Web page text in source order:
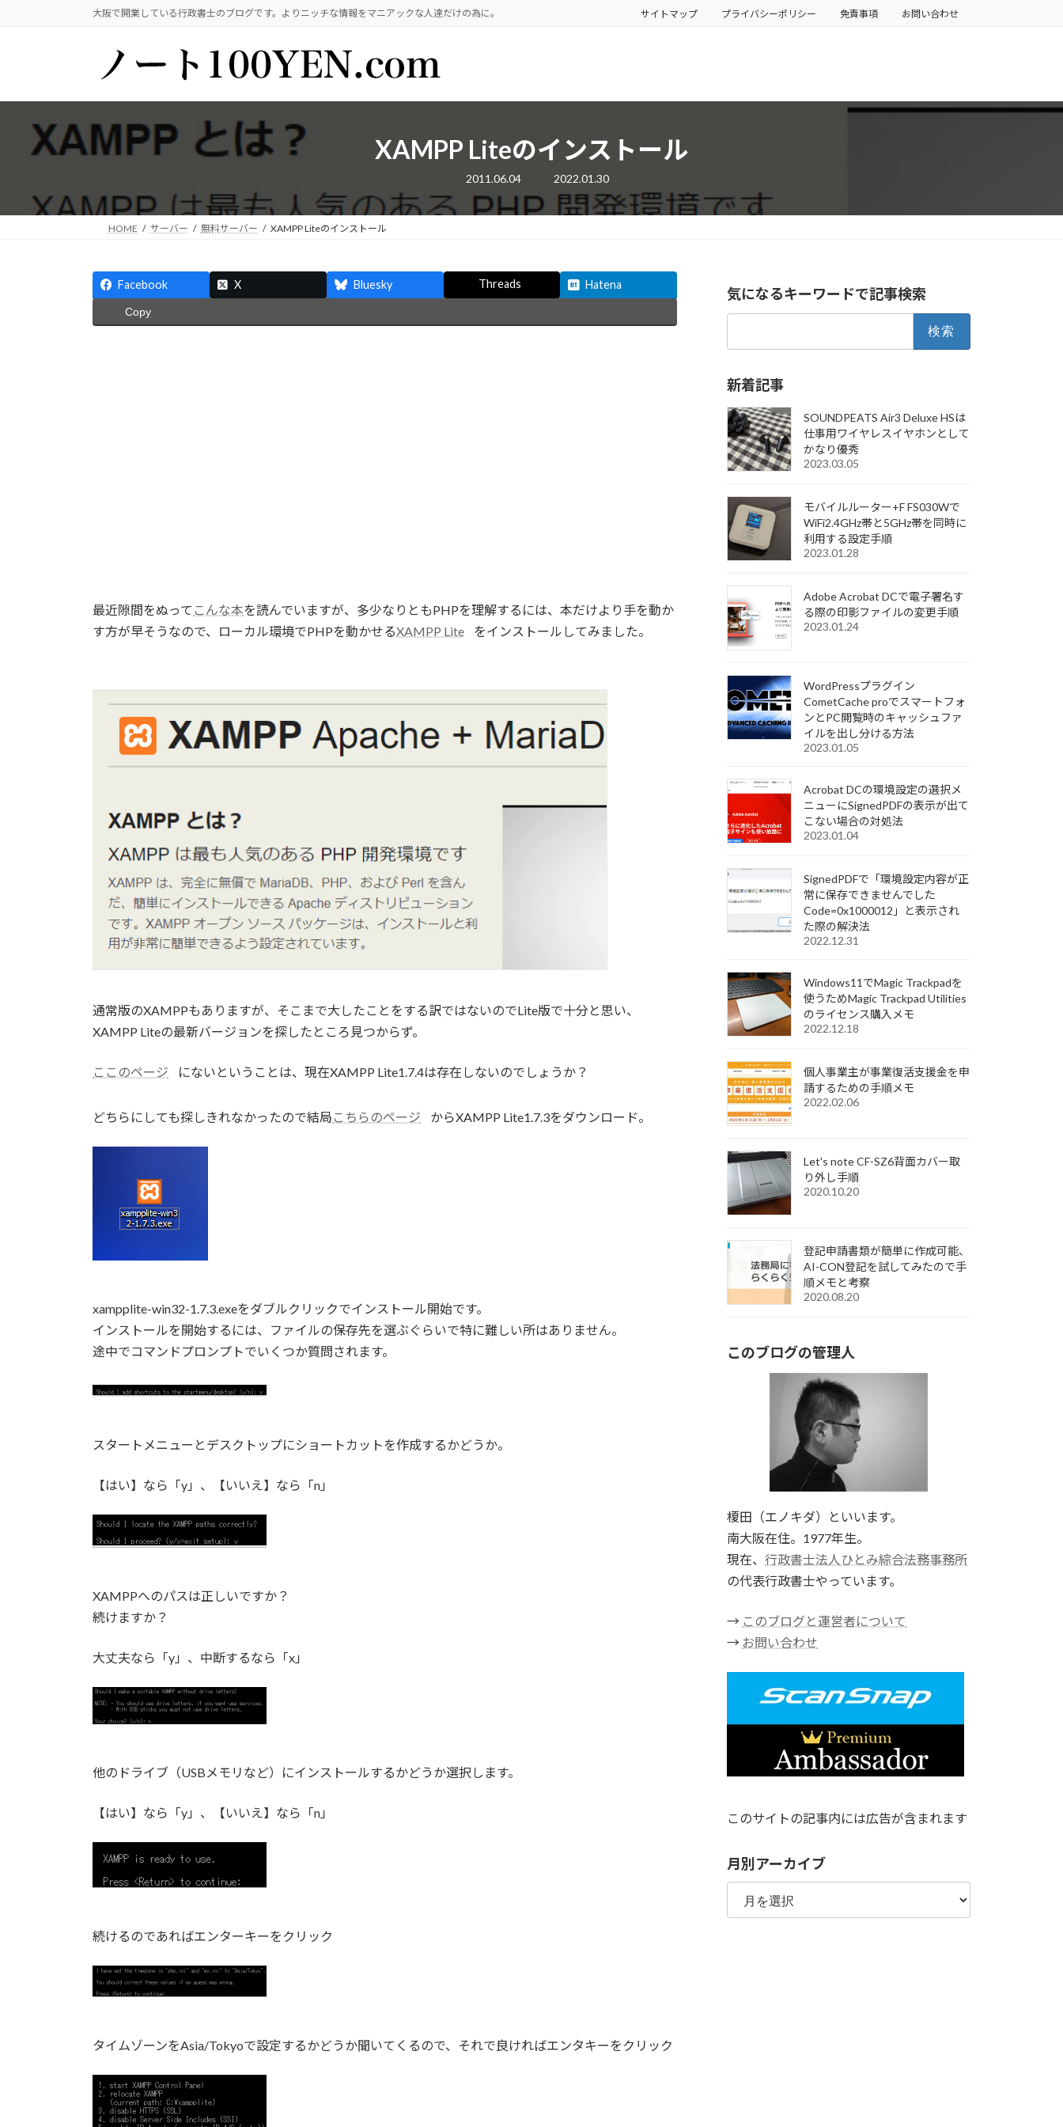
へ
ョ
大阪で開業している行政書士のブログです。よりニッチな情報をマニアックな人達だけの為に。 サイトマップ プライバシーポリシー 免責事項 お問い合わせ
XAMPP Liteのインストール
2011.06.04
最
更
2022.01.30
HOME サーバー 無料サーバー XAMPP Liteのインストール
Facebook X Bluesky Threads Hatena
Copy
最近隙間をぬって こんな本を読んでいますが、多少なりともPHPを理解するには、本だけより手を動か
す方が早そうなので、ローカル環境でPHPを動かせるXAMPP Lite をインストールしてみました。
通常版のXAMPPもありますが、そこまで大したことをする訳ではないのでLite版で十分と思い、
XAMPP Liteの最新バージョンを探したところ見つからず。
ここのページ にないということは、現在XAMPP Lite1.7.4は存在しないのでしょうか？
どちらにしても探しきれなかったので結局 こちらのページ からXAMPP Lite1.7.3をダウンロード。
xampplite-win32-1.7.3.exeをダブルクリックでインストール開始です。
インストールを開始するには、ファイルの保存先を選ぶぐらいで特に難しい所はありません。
途中でコマンドプロンプトでいくつか質問されます。
スタートメニューとデスクトップにショートカットを作成するかどうか。
【はい】なら「y」、【いいえ】なら「n」
XAMPPへのパスは正しいですか？
続けますか？
大丈夫なら「y」、中断するなら「x」
他のドライブ（USBメモリなど）にインストールするかどうか選択します。
【はい】なら「y」、【いいえ】なら「n」
続けるのであればエンターキーをクリック
タイムゾーンをAsia/Tokyoで設定するかどうか聞いてくるので、それで良ければエンタキーをクリック
気になるキーワードで記事検索
新着記事
SOUNDPEATS Air3 Deluxe HSは
仕事用ワイヤレスイヤホンとして
かなり優秀
2023.03.05
モバイルルーター+F FS030Wで
WiFi2.4GHz帯と5GHz帯を同時に
利用する設定手順
2023.01.28
Adobe Acrobat DCで電子署名す
る際の印影ファイルの変更手順
2023.01.24
WordPressプラグイン
CometCache proでスマートフォ
ンとPC閲覧時のキャッシュファ
イルを出し分ける方法
2023.01.05
Acrobat DCの環境設定の選択メ
ニューにSignedPDFの表示が出て
こない場合の対処法
2023.01.04
SignedPDFで「環境設定内容が正
常に保存できませんでした
Code=0x1000012」と表示され
た際の解決法
2022.12.31
Windows11でMagic Trackpadを
使うためMagic Trackpad Utilities
のライセンス購入メモ
2022.12.18
個人事業主が事業復活支援金を申
請するための手順メモ
2022.02.06
Let's note CF-SZ6背面カバー取
り外し手順
2020.10.20
登記申請書類が簡単に作成可能、
AI-CON登記を試してみたので手
順メモと考察
2020.08.20
このブログの管理人
榎田（エノキダ）といいます。
南大阪在住。1977年生。
現在、行政書士法人ひとみ綜合法務事務所
の代表行政書士やっています。
→ このブログと運営者について
→ お問い合わせ
このサイトの記事内には広告が含まれます
月別アーカイブ
月
ア